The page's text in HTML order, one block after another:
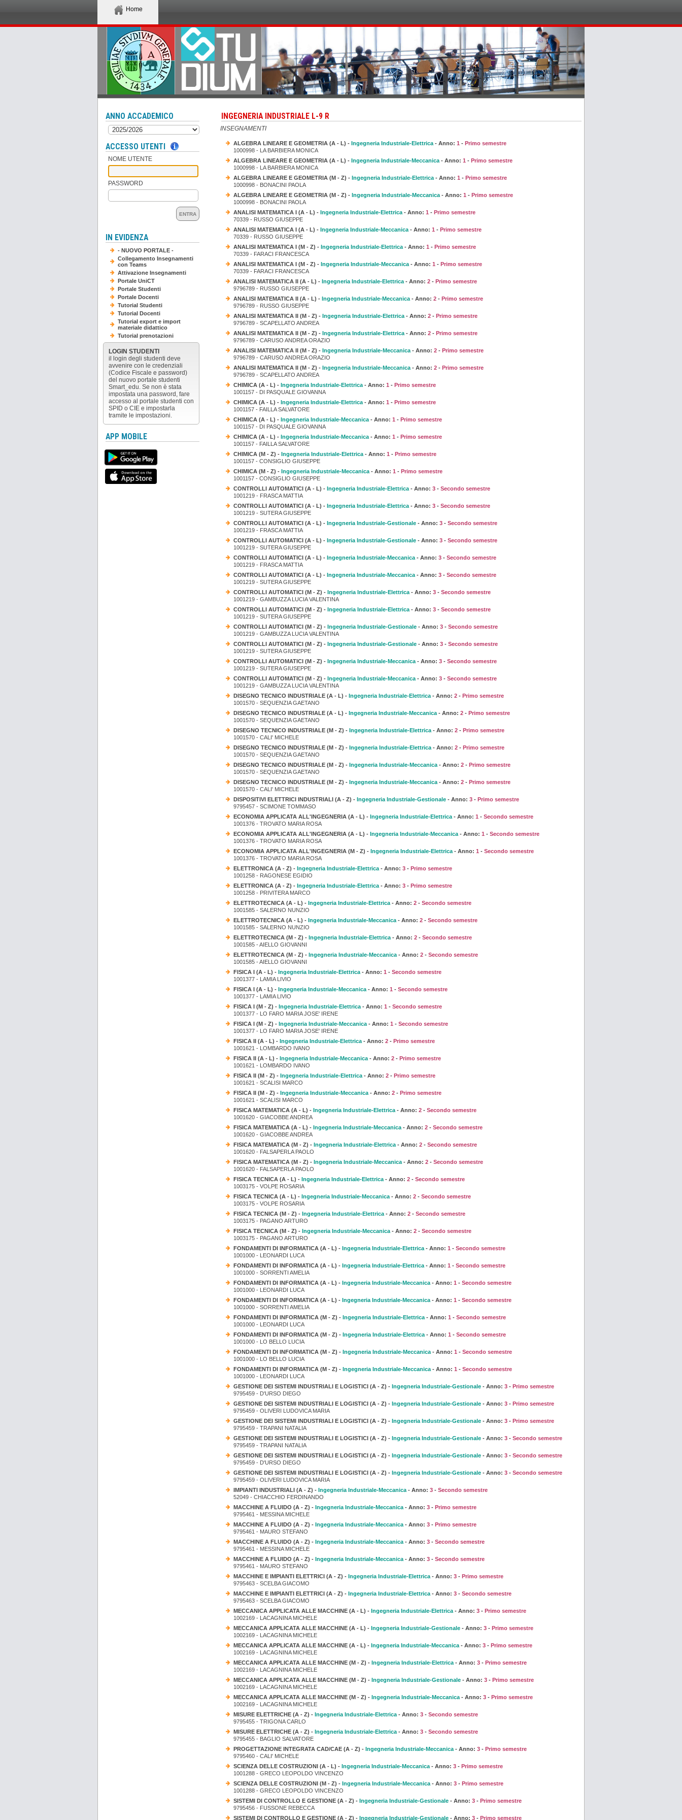
Home
INGEGNERIA INDUSTRIALE L-9 R
INSEGNAMENTI
ALGEBRA LINEARE E GEOMETRIA (A - L) - Ingegneria Industriale-Elettrica - Anno: 1 - Primo semestre
1000998 - LA BARBIERA MONICA
ALGEBRA LINEARE E GEOMETRIA (A - L) - Ingegneria Industriale-Meccanica - Anno: 1 - Primo semestre
1000998 - LA BARBIERA MONICA
ALGEBRA LINEARE E GEOMETRIA (M - Z) - Ingegneria Industriale-Elettrica - Anno: 1 - Primo semestre
1000998 - BONACINI PAOLA
ALGEBRA LINEARE E GEOMETRIA (M - Z) - Ingegneria Industriale-Meccanica - Anno: 1 - Primo semestre
1000998 - BONACINI PAOLA
ANALISI MATEMATICA I (A - L) - Ingegneria Industriale-Elettrica - Anno: 1 - Primo semestre
70339 - RUSSO GIUSEPPE
ANALISI MATEMATICA I (A - L) - Ingegneria Industriale-Meccanica - Anno: 1 - Primo semestre
70339 - RUSSO GIUSEPPE
ANALISI MATEMATICA I (M - Z) - Ingegneria Industriale-Elettrica - Anno: 1 - Primo semestre
70339 - FARACI FRANCESCA
ANALISI MATEMATICA I (M - Z) - Ingegneria Industriale-Meccanica - Anno: 1 - Primo semestre
70339 - FARACI FRANCESCA
ANALISI MATEMATICA II (A - L) - Ingegneria Industriale-Elettrica - Anno: 2 - Primo semestre
9796789 - RUSSO GIUSEPPE
ANALISI MATEMATICA II (A - L) - Ingegneria Industriale-Meccanica - Anno: 2 - Primo semestre
9796789 - RUSSO GIUSEPPE
ANALISI MATEMATICA II (M - Z) - Ingegneria Industriale-Elettrica - Anno: 2 - Primo semestre
9796789 - SCAPELLATO ANDREA
ANALISI MATEMATICA II (M - Z) - Ingegneria Industriale-Elettrica - Anno: 2 - Primo semestre
9796789 - CARUSO ANDREA ORAZIO
ANALISI MATEMATICA II (M - Z) - Ingegneria Industriale-Meccanica - Anno: 2 - Primo semestre
9796789 - CARUSO ANDREA ORAZIO
ANALISI MATEMATICA II (M - Z) - Ingegneria Industriale-Meccanica - Anno: 2 - Primo semestre
9796789 - SCAPELLATO ANDREA
CHIMICA (A - L) - Ingegneria Industriale-Elettrica - Anno: 1 - Primo semestre
1001157 - DI PASQUALE GIOVANNA
CHIMICA (A - L) - Ingegneria Industriale-Elettrica - Anno: 1 - Primo semestre
1001157 - FAILLA SALVATORE
CHIMICA (A - L) - Ingegneria Industriale-Meccanica - Anno: 1 - Primo semestre
1001157 - DI PASQUALE GIOVANNA
CHIMICA (A - L) - Ingegneria Industriale-Meccanica - Anno: 1 - Primo semestre
1001157 - FAILLA SALVATORE
CHIMICA (M - Z) - Ingegneria Industriale-Elettrica - Anno: 1 - Primo semestre
1001157 - CONSIGLIO GIUSEPPE
CHIMICA (M - Z) - Ingegneria Industriale-Meccanica - Anno: 1 - Primo semestre
1001157 - CONSIGLIO GIUSEPPE
CONTROLLI AUTOMATICI (A - L) - Ingegneria Industriale-Elettrica - Anno: 3 - Secondo semestre
1001219 - FRASCA MATTIA
CONTROLLI AUTOMATICI (A - L) - Ingegneria Industriale-Elettrica - Anno: 3 - Secondo semestre
1001219 - SUTERA GIUSEPPE
CONTROLLI AUTOMATICI (A - L) - Ingegneria Industriale-Gestionale - Anno: 3 - Secondo semestre
1001219 - FRASCA MATTIA
CONTROLLI AUTOMATICI (A - L) - Ingegneria Industriale-Gestionale - Anno: 3 - Secondo semestre
1001219 - SUTERA GIUSEPPE
CONTROLLI AUTOMATICI (A - L) - Ingegneria Industriale-Meccanica - Anno: 3 - Secondo semestre
1001219 - FRASCA MATTIA
CONTROLLI AUTOMATICI (A - L) - Ingegneria Industriale-Meccanica - Anno: 3 - Secondo semestre
1001219 - SUTERA GIUSEPPE
CONTROLLI AUTOMATICI (M - Z) - Ingegneria Industriale-Elettrica - Anno: 3 - Secondo semestre
1001219 - GAMBUZZA LUCIA VALENTINA
CONTROLLI AUTOMATICI (M - Z) - Ingegneria Industriale-Elettrica - Anno: 3 - Secondo semestre
1001219 - SUTERA GIUSEPPE
CONTROLLI AUTOMATICI (M - Z) - Ingegneria Industriale-Gestionale - Anno: 3 - Secondo semestre
1001219 - GAMBUZZA LUCIA VALENTINA
CONTROLLI AUTOMATICI (M - Z) - Ingegneria Industriale-Gestionale - Anno: 3 - Secondo semestre
1001219 - SUTERA GIUSEPPE
CONTROLLI AUTOMATICI (M - Z) - Ingegneria Industriale-Meccanica - Anno: 3 - Secondo semestre
1001219 - SUTERA GIUSEPPE
CONTROLLI AUTOMATICI (M - Z) - Ingegneria Industriale-Meccanica - Anno: 3 - Secondo semestre
1001219 - GAMBUZZA LUCIA VALENTINA
DISEGNO TECNICO INDUSTRIALE (A - L) - Ingegneria Industriale-Elettrica - Anno: 2 - Primo semestre
1001570 - SEQUENZIA GAETANO
DISEGNO TECNICO INDUSTRIALE (A - L) - Ingegneria Industriale-Meccanica - Anno: 2 - Primo semestre
1001570 - SEQUENZIA GAETANO
DISEGNO TECNICO INDUSTRIALE (M - Z) - Ingegneria Industriale-Elettrica - Anno: 2 - Primo semestre
1001570 - CALI' MICHELE
DISEGNO TECNICO INDUSTRIALE (M - Z) - Ingegneria Industriale-Elettrica - Anno: 2 - Primo semestre
1001570 - SEQUENZIA GAETANO
DISEGNO TECNICO INDUSTRIALE (M - Z) - Ingegneria Industriale-Meccanica - Anno: 2 - Primo semestre
1001570 - SEQUENZIA GAETANO
DISEGNO TECNICO INDUSTRIALE (M - Z) - Ingegneria Industriale-Meccanica - Anno: 2 - Primo semestre
1001570 - CALI' MICHELE
DISPOSITIVI ELETTRICI INDUSTRIALI (A - Z) - Ingegneria Industriale-Gestionale - Anno: 3 - Primo semestre
9795457 - SCIMONE TOMMASO
ECONOMIA APPLICATA ALL'INGEGNERIA (A - L) - Ingegneria Industriale-Elettrica - Anno: 1 - Secondo semestre
1001376 - TROVATO MARIA ROSA
ECONOMIA APPLICATA ALL'INGEGNERIA (A - L) - Ingegneria Industriale-Meccanica - Anno: 1 - Secondo semestre
1001376 - TROVATO MARIA ROSA
ECONOMIA APPLICATA ALL'INGEGNERIA (M - Z) - Ingegneria Industriale-Elettrica - Anno: 1 - Secondo semestre
1001376 - TROVATO MARIA ROSA
ELETTRONICA (A - Z) - Ingegneria Industriale-Elettrica - Anno: 3 - Primo semestre
1001258 - RAGONESE EGIDIO
ELETTRONICA (A - Z) - Ingegneria Industriale-Elettrica - Anno: 3 - Primo semestre
1001258 - PRIVITERA MARCO
ELETTROTECNICA (A - L) - Ingegneria Industriale-Elettrica - Anno: 2 - Secondo semestre
1001585 - SALERNO NUNZIO
ELETTROTECNICA (A - L) - Ingegneria Industriale-Meccanica - Anno: 2 - Secondo semestre
1001585 - SALERNO NUNZIO
ELETTROTECNICA (M - Z) - Ingegneria Industriale-Elettrica - Anno: 2 - Secondo semestre
1001585 - AIELLO GIOVANNI
ELETTROTECNICA (M - Z) - Ingegneria Industriale-Meccanica - Anno: 2 - Secondo semestre
1001585 - AIELLO GIOVANNI
FISICA I (A - L) - Ingegneria Industriale-Elettrica - Anno: 1 - Secondo semestre
1001377 - LAMIA LIVIO
FISICA I (A - L) - Ingegneria Industriale-Meccanica - Anno: 1 - Secondo semestre
1001377 - LAMIA LIVIO
FISICA I (M - Z) - Ingegneria Industriale-Elettrica - Anno: 1 - Secondo semestre
1001377 - LO FARO MARIA JOSE' IRENE
FISICA I (M - Z) - Ingegneria Industriale-Meccanica - Anno: 1 - Secondo semestre
1001377 - LO FARO MARIA JOSE' IRENE
FISICA II (A - L) - Ingegneria Industriale-Elettrica - Anno: 2 - Primo semestre
1001621 - LOMBARDO IVANO
FISICA II (A - L) - Ingegneria Industriale-Meccanica - Anno: 2 - Primo semestre
1001621 - LOMBARDO IVANO
FISICA II (M - Z) - Ingegneria Industriale-Elettrica - Anno: 2 - Primo semestre
1001621 - SCALISI MARCO
FISICA II (M - Z) - Ingegneria Industriale-Meccanica - Anno: 2 - Primo semestre
1001621 - SCALISI MARCO
FISICA MATEMATICA (A - L) - Ingegneria Industriale-Elettrica - Anno: 2 - Secondo semestre
1001620 - GIACOBBE ANDREA
FISICA MATEMATICA (A - L) - Ingegneria Industriale-Meccanica - Anno: 2 - Secondo semestre
1001620 - GIACOBBE ANDREA
FISICA MATEMATICA (M - Z) - Ingegneria Industriale-Elettrica - Anno: 2 - Secondo semestre
1001620 - FALSAPERLA PAOLO
FISICA MATEMATICA (M - Z) - Ingegneria Industriale-Meccanica - Anno: 2 - Secondo semestre
1001620 - FALSAPERLA PAOLO
FISICA TECNICA (A - L) - Ingegneria Industriale-Elettrica - Anno: 2 - Secondo semestre
1003175 - VOLPE ROSARIA
FISICA TECNICA (A - L) - Ingegneria Industriale-Meccanica - Anno: 2 - Secondo semestre
1003175 - VOLPE ROSARIA
FISICA TECNICA (M - Z) - Ingegneria Industriale-Elettrica - Anno: 2 - Secondo semestre
1003175 - PAGANO ARTURO
FISICA TECNICA (M - Z) - Ingegneria Industriale-Meccanica - Anno: 2 - Secondo semestre
1003175 - PAGANO ARTURO
FONDAMENTI DI INFORMATICA (A - L) - Ingegneria Industriale-Elettrica - Anno: 1 - Secondo semestre
1001000 - LEONARDI LUCA
FONDAMENTI DI INFORMATICA (A - L) - Ingegneria Industriale-Elettrica - Anno: 1 - Secondo semestre
1001000 - SORRENTI AMELIA
FONDAMENTI DI INFORMATICA (A - L) - Ingegneria Industriale-Meccanica - Anno: 1 - Secondo semestre
1001000 - LEONARDI LUCA
FONDAMENTI DI INFORMATICA (A - L) - Ingegneria Industriale-Meccanica - Anno: 1 - Secondo semestre
1001000 - SORRENTI AMELIA
FONDAMENTI DI INFORMATICA (M - Z) - Ingegneria Industriale-Elettrica - Anno: 1 - Secondo semestre
1001000 - LEONARDI LUCA
FONDAMENTI DI INFORMATICA (M - Z) - Ingegneria Industriale-Elettrica - Anno: 1 - Secondo semestre
1001000 - LO BELLO LUCIA
FONDAMENTI DI INFORMATICA (M - Z) - Ingegneria Industriale-Meccanica - Anno: 1 - Secondo semestre
1001000 - LO BELLO LUCIA
FONDAMENTI DI INFORMATICA (M - Z) - Ingegneria Industriale-Meccanica - Anno: 1 - Secondo semestre
1001000 - LEONARDI LUCA
GESTIONE DEI SISTEMI INDUSTRIALI E LOGISTICI (A - Z) - Ingegneria Industriale-Gestionale - Anno: 3 - Primo semestre
9795459 - D'URSO DIEGO
GESTIONE DEI SISTEMI INDUSTRIALI E LOGISTICI (A - Z) - Ingegneria Industriale-Gestionale - Anno: 3 - Primo semestre
9795459 - OLIVERI LUDOVICA MARIA
GESTIONE DEI SISTEMI INDUSTRIALI E LOGISTICI (A - Z) - Ingegneria Industriale-Gestionale - Anno: 3 - Primo semestre
9795459 - TRAPANI NATALIA
GESTIONE DEI SISTEMI INDUSTRIALI E LOGISTICI (A - Z) - Ingegneria Industriale-Gestionale - Anno: 3 - Secondo semestre
9795459 - TRAPANI NATALIA
GESTIONE DEI SISTEMI INDUSTRIALI E LOGISTICI (A - Z) - Ingegneria Industriale-Gestionale - Anno: 3 - Secondo semestre
9795459 - D'URSO DIEGO
GESTIONE DEI SISTEMI INDUSTRIALI E LOGISTICI (A - Z) - Ingegneria Industriale-Gestionale - Anno: 3 - Secondo semestre
9795459 - OLIVERI LUDOVICA MARIA
IMPIANTI INDUSTRIALI (A - Z) - Ingegneria Industriale-Meccanica - Anno: 3 - Secondo semestre
52049 - CHIACCHIO FERDINANDO
MACCHINE A FLUIDO (A - Z) - Ingegneria Industriale-Meccanica - Anno: 3 - Primo semestre
9795461 - MESSINA MICHELE
MACCHINE A FLUIDO (A - Z) - Ingegneria Industriale-Meccanica - Anno: 3 - Primo semestre
9795461 - MAURO STEFANO
MACCHINE A FLUIDO (A - Z) - Ingegneria Industriale-Meccanica - Anno: 3 - Secondo semestre
9795461 - MESSINA MICHELE
MACCHINE A FLUIDO (A - Z) - Ingegneria Industriale-Meccanica - Anno: 3 - Secondo semestre
9795461 - MAURO STEFANO
MACCHINE E IMPIANTI ELETTRICI (A - Z) - Ingegneria Industriale-Elettrica - Anno: 3 - Primo semestre
9795463 - SCELBA GIACOMO
MACCHINE E IMPIANTI ELETTRICI (A - Z) - Ingegneria Industriale-Elettrica - Anno: 3 - Secondo semestre
9795463 - SCELBA GIACOMO
MECCANICA APPLICATA ALLE MACCHINE (A - L) - Ingegneria Industriale-Elettrica - Anno: 3 - Primo semestre
1002169 - LACAGNINA MICHELE
MECCANICA APPLICATA ALLE MACCHINE (A - L) - Ingegneria Industriale-Gestionale - Anno: 3 - Primo semestre
1002169 - LACAGNINA MICHELE
MECCANICA APPLICATA ALLE MACCHINE (A - L) - Ingegneria Industriale-Meccanica - Anno: 3 - Primo semestre
1002169 - LACAGNINA MICHELE
MECCANICA APPLICATA ALLE MACCHINE (M - Z) - Ingegneria Industriale-Elettrica - Anno: 3 - Primo semestre
1002169 - LACAGNINA MICHELE
MECCANICA APPLICATA ALLE MACCHINE (M - Z) - Ingegneria Industriale-Gestionale - Anno: 3 - Primo semestre
1002169 - LACAGNINA MICHELE
MECCANICA APPLICATA ALLE MACCHINE (M - Z) - Ingegneria Industriale-Meccanica - Anno: 3 - Primo semestre
1002169 - LACAGNINA MICHELE
MISURE ELETTRICHE (A - Z) - Ingegneria Industriale-Elettrica - Anno: 3 - Secondo semestre
9795455 - TRIGONA CARLO
MISURE ELETTRICHE (A - Z) - Ingegneria Industriale-Elettrica - Anno: 3 - Secondo semestre
9795455 - BAGLIO SALVATORE
PROGETTAZIONE INTEGRATA CAD/CAE (A - Z) - Ingegneria Industriale-Meccanica - Anno: 3 - Primo semestre
9795460 - CALI' MICHELE
SCIENZA DELLE COSTRUZIONI (A - L) - Ingegneria Industriale-Meccanica - Anno: 3 - Primo semestre
1001288 - GRECO LEOPOLDO VINCENZO
SCIENZA DELLE COSTRUZIONI (M - Z) - Ingegneria Industriale-Meccanica - Anno: 3 - Primo semestre
1001288 - GRECO LEOPOLDO VINCENZO
SISTEMI DI CONTROLLO E GESTIONE (A - Z) - Ingegneria Industriale-Gestionale - Anno: 3 - Primo semestre
9795456 - FUSSONE REBECCA
SISTEMI DI CONTROLLO E GESTIONE (A - Z) - Ingegneria Industriale-Gestionale - Anno: 3 - Primo semestre
ANNO ACCADEMICO
ACCESSO UTENTI
NOME UTENTE
PASSWORD
ENTRA
IN EVIDENZA
- NUOVO PORTALE -
Collegamento Insegnamenti
con Teams
Attivazione Insegnamenti
Portale UniCT
Portale Studenti
Portale Docenti
Tutorial Studenti
Tutorial Docenti
Tutorial export e import
materiale didattico
Tutorial prenotazioni
LOGIN STUDENTI
il login degli studenti deve
avvenire con le credenziali
(Codice Fiscale e password)
del nuovo portale studenti
Smart_edu. Se non è stata
impostata una password, fare
accesso al portale studenti con
SPID o CIE e impostarla
tramite le impostazioni.
APP MOBILE